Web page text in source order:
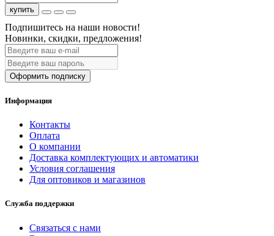
купить
Подпишитесь на наши новости!
Новинки, скидки, предложения!
Оформить подписку
Информация
Контакты
Оплата
О компании
Доставка комплектующих и автоматики
Условия соглашения
Для оптовиков и магазинов
Служба поддержки
Связаться с нами